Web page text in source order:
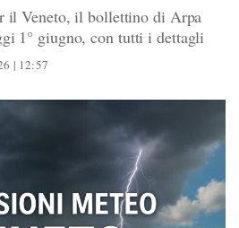
il Veneto, il bollettino di Arpa
1° giugno, con tutti i dettagli
| 12:57